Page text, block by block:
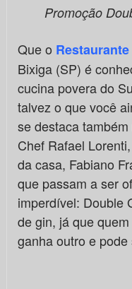
Promoção
Que o
Bixiga (SP) é
cucina povera do
talvez o que você
se destaca
Chef Rafael
da casa, Fabiano
que passam a ser
imperdível: Double
de gin, já que
ganha outro e